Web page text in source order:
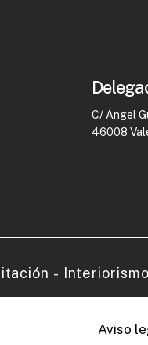
C/ Ángel
46008
- Interiorismo
Aviso